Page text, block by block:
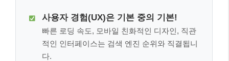
사용자 경험(UX)은 기본 중의 기본!
빠른 로딩 속도, 모바일 친화적인 디자인, 직관
적인 인터페이스는 검색 엔진 순위와 직결됩니
다.